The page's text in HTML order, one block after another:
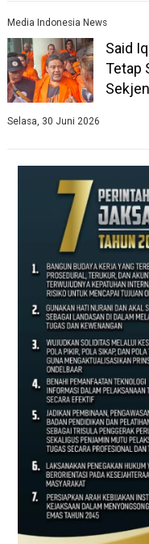
Media Indonesia News
Said
Tetap
Selasa, 30 Juni 2026